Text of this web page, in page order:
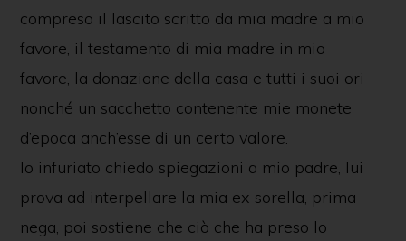
compreso il lascito scritto da mia madre a mio
favore, il testamento di mia madre in mio
favore, la donazione della casa e tutti i suoi ori
nonché un sacchetto contenente mie monete
d’epoca anch’esse di un certo valore.
Io infuriato chiedo spiegazioni a mio padre, lui
prova ad interpellare la mia ex sorella, prima
nega, poi sostiene che ciò che ha preso lo